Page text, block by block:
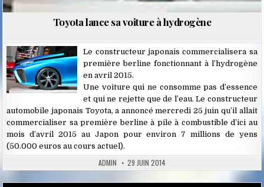
Toyota lance sa voiture à hydrogène
Le constructeur japonais commercialisera sa
première berline fonctionnant à l’hydrogène
en avril 2015.
Une voiture qui ne consomme pas d’essence
et qui ne rejette que de l’eau. Le constructeur
automobile japonais Toyota, a annoncé mercredi 25 juin qu’il allait
commercialiser sa première berline à pile à combustible d’ici au
mois d’avril 2015 au Japon pour environ 7 millions de yens
(50.000 euros au cours actuel).
ADMIN 29 JUIN 2014